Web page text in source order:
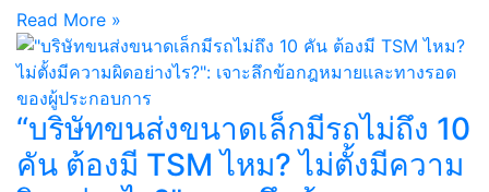
Read More »
“บริษัทขนส่งขนาดเล็กมีรถไม่ถึง 10
คัน ต้องมี TSM ไหม? ไม่ตั้งมีความ